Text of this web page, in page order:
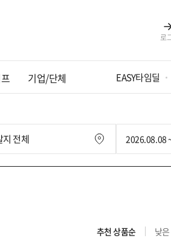
로
기업/단체 EASY타임딜
추천 상품순 낮